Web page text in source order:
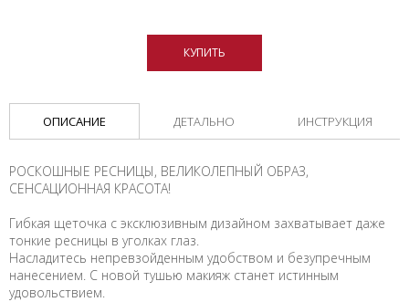
КУПИТЬ
ОПИСАНИЕ ДЕТАЛЬНО ИНСТРУКЦИЯ
РОСКОШНЫЕ РЕСНИЦЫ, ВЕЛИКОЛЕПНЫЙ ОБРАЗ,
СЕНСАЦИОННАЯ КРАСОТА!
Гибкая щеточка с эксклюзивным дизайном захватывает даже
тонкие ресницы в уголках глаз.
Насладитесь непревзойденным удобством и безупречным
нанесением. С новой тушью макияж станет истинным
удовольствием.